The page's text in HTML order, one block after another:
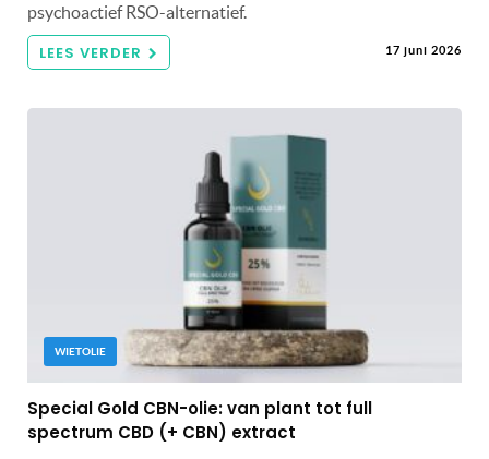
psychoactief RSO-alternatief.
LEES VERDER 17 juni 2026
WIETOLIE
Special Gold CBN-olie: van plant tot full
spectrum CBD (+ CBN) extract